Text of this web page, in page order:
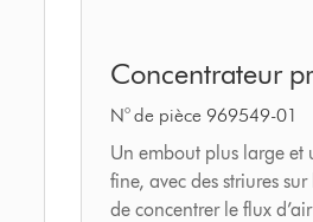
professionnel
Concentrateur
N° de pièce 969549-01
Un embout plus large et
fine, avec des striures
de concentrer le flux